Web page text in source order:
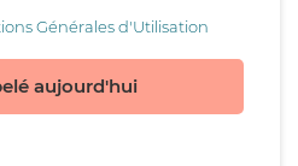
Générales d'Utilisation
aujourd'hui